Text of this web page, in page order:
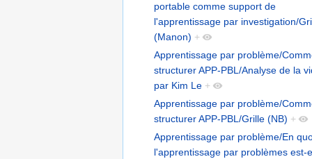
portable comme support de
l'apprentissage par investigation/
(Manon) +
Apprentissage par problème/
structurer APP-PBL/Analyse de la
par Kim Le +
Apprentissage par problème/
structurer APP-PBL/Grille (NB) +
Apprentissage par problème/En
l'apprentissage par problèmes est-